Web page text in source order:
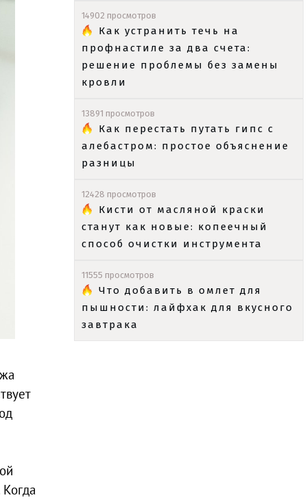
14902 просмотров
Как устранить течь на
профнастиле за два счета:
решение проблемы без замены
кровли
13891 просмотров
Как перестать путать гипс с
алебастром: простое объяснение
разницы
12428 просмотров
Кисти от масляной краски
станут как новые: копеечный
способ очистки инструмента
11555 просмотров
Что добавить в омлет для
пышности: лайфхак для вкусного
завтрака